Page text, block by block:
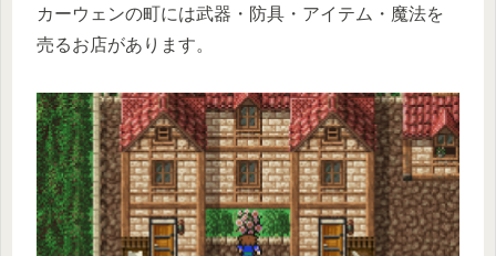
カーウェンの町には武器・防具・アイテム・魔法を
売るお店があります。